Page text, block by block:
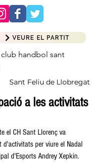
club handbol sant
Sant Feliu de Llobregat
VEURE EL PARTIT
a les activitats
el CH Sant Llorenç va
d'activitats per viure el Nadal
d'Esports Andrey Xepkin.